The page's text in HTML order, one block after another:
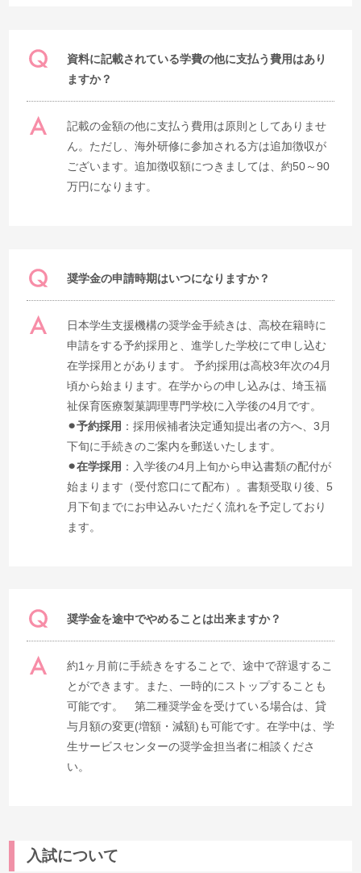
資料に記載されている学費の他に支払う費用はあり
ますか？
記載の金額の他に支払う費用は原則としてありませ
ん。ただし、海外研修に参加される方は追加徴収が
ございます。追加徴収額につきましては、約50～90
万円になります。
奨学金の申請時期はいつになりますか？
日本学生支援機構の奨学金手続きは、高校在籍時に
申請をする予約採用と、進学した学校にて申し込む
在学採用とがあります。 予約採用は高校3年次の4月
頃から始まります。在学からの申し込みは、埼玉福
祉保育医療製菓調理専門学校に入学後の4月です。
⚫︎予約採用 ：採用候補者決定通知提出者の方へ、3月
下旬に手続きのご案内を郵送いたします。
⚫︎在学採用 ：入学後の4月上旬から申込書類の配付が
始まります（受付窓口にて配布）。書類受取り後、5
月下旬までにお申込みいただく流れを予定しており
ます。
奨学金を途中でやめることは出来ますか？
約1ヶ月前に手続きをすることで、途中で辞退するこ
とができます。また、一時的にストップすることも
可能です。 第二種奨学金を受けている場合は、貸
与月額の変更(増額・減額)も可能です。在学中は、学
生サービスセンターの奨学金担当者に相談くださ
い。
入試について